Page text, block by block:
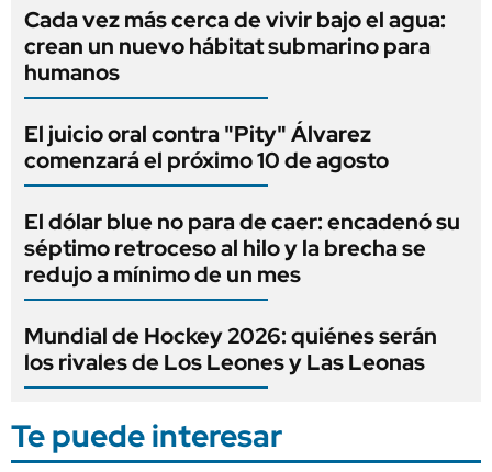
Cada vez más cerca de vivir bajo el agua:
crean un nuevo hábitat submarino para
humanos
El juicio oral contra "Pity" Álvarez
comenzará el próximo 10 de agosto
El dólar blue no para de caer: encadenó su
séptimo retroceso al hilo y la brecha se
redujo a mínimo de un mes
Mundial de Hockey 2026: quiénes serán
los rivales de Los Leones y Las Leonas
Te puede interesar